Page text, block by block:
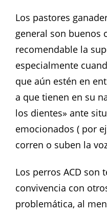
Los pastores
general son buenos
recomendable la
especialmente
que aún estén en
a que tienen en su
los dientes» ante
emocionados ( por
corren o suben la
Los perros ACD
convivencia con
problemática, al